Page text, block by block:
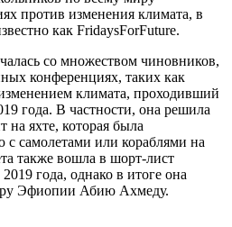
против изменения климата, в
как FridaysForFuture.
со множеством чиновников,
конференциях, таких как
климата, проходивший
года. В частности, она решила
на яхте, которая была
с самолетами или кораблями на
также вошла в шорт-лист
года, однако в итоге она
Эфиопии Абию Ахмеду.